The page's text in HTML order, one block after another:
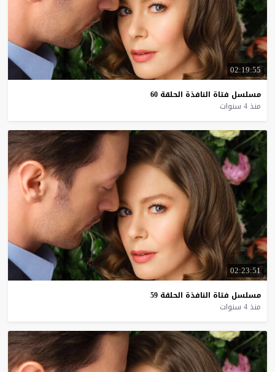
02:19:55
مسلسل فتاة النافذة الحلقة 60
منذ 4 سنوات
02:23:51
مسلسل فتاة النافذة الحلقة 59
منذ 4 سنوات